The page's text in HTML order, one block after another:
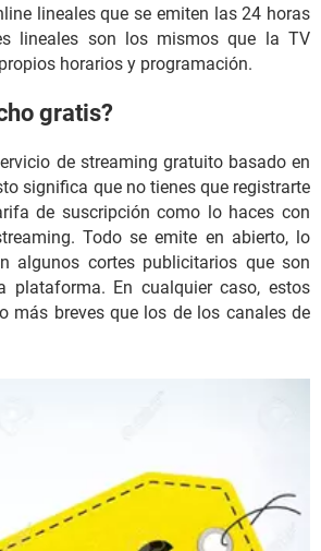
lineales que se emiten las 24 horas
lineales son los mismos que la TV
horarios y programación.
gratis?
de streaming gratuito basado en
significa que no tienes que registrarte
de suscripción como lo haces con
Todo se emite en abierto, lo
algunos cortes publicitarios que son
plataforma. En cualquier caso, estos
más breves que los de los canales de